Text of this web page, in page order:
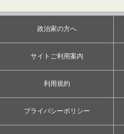
政治家の方へ
サイトご利用案内
利用規約
プライバシーポリシー